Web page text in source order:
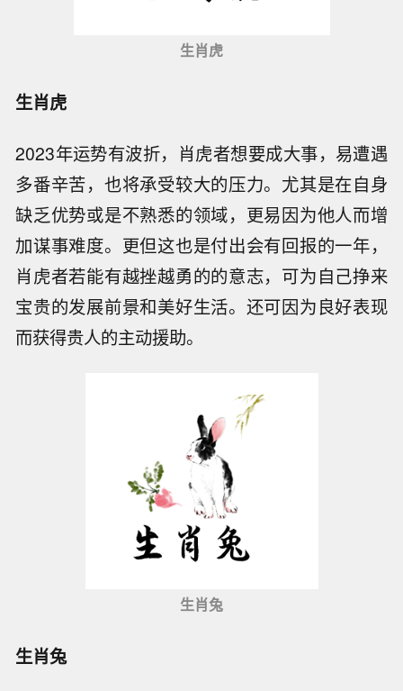
生肖虎
生肖虎
2023年运势有波折，肖虎者想要成大事，易遭遇
多番辛苦，也将承受较大的压力。尤其是在自身
缺乏优势或是不熟悉的领域，更易因为他人而增
加谋事难度。更但这也是付出会有回报的一年，
肖虎者若能有越挫越勇的的意志，可为自己挣来
宝贵的发展前景和美好生活。还可因为良好表现
而获得贵人的主动援助。
生肖兔
生肖兔